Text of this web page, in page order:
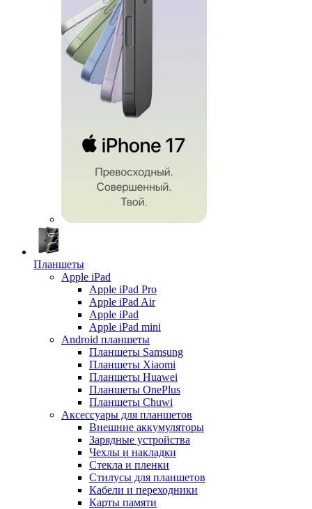
Планшеты
Apple iPad
Apple iPad Pro
Apple iPad Air
Apple iPad
Apple iPad mini
Android планшеты
Планшеты Samsung
Планшеты Xiaomi
Планшеты Huawei
Планшеты OnePlus
Планшеты Chuwi
Аксессуары для планшетов
Внешние аккумуляторы
Зарядные устройства
Чехлы и накладки
Стекла и пленки
Стилусы для планшетов
Кабели и переходники
Карты памяти